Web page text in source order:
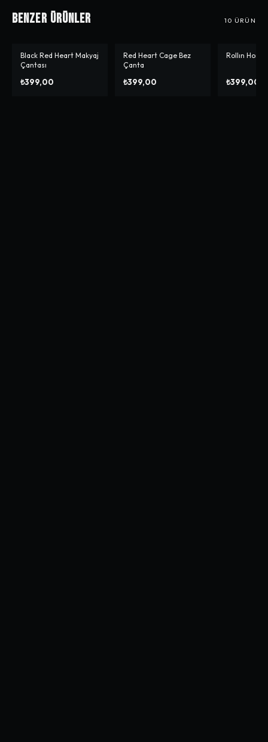
Benzer Ürünler 10 ÜRÜN
Black Red Heart Makyaj
Çantası
₺399,00
Red Heart Cage Bez
Çanta
₺399,00
Rollın
₺399,00